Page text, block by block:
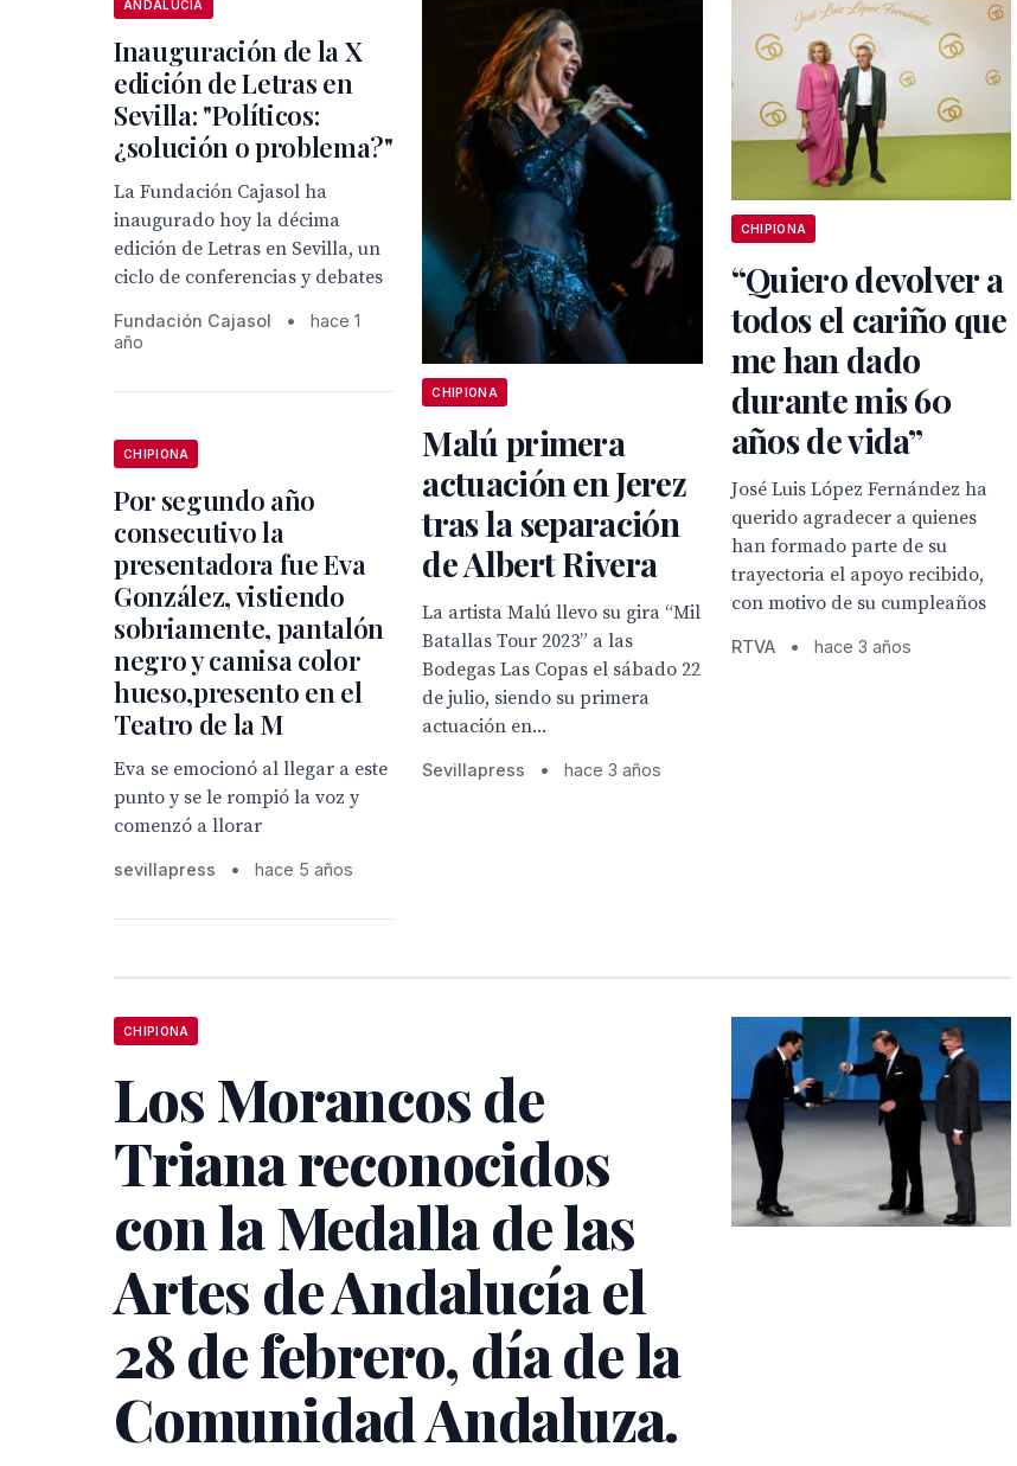
ANDALUCÍA
Inauguración de la X
edición de Letras en
Sevilla: "Políticos:
¿solución o problema?"
La Fundación Cajasol ha
inaugurado hoy la décima
edición de Letras en Sevilla, un
ciclo de conferencias y debates
Fundación Cajasol •
hace 1
año
CHIPIONA
Malú primera
actuación en Jerez
tras la separación
de Albert Rivera
La artista Malú llevo su gira “Mil
Batallas Tour 2023” a las
Bodegas Las Copas el sábado 22
de julio, siendo su primera
actuación en...
Sevillapress • hace 3 años
CHIPIONA
“Quiero devolver a
todos el cariño que
me han dado
durante mis 60
años de vida”
José Luis López Fernández ha
querido agradecer a quienes
han formado parte de su
trayectoria el apoyo recibido,
con motivo de su cumpleaños
RTVA • hace 3 años
CHIPIONA
Por segundo año
consecutivo la
presentadora fue Eva
González, vistiendo
sobriamente, pantalón
negro y camisa color
hueso,presento en el
Teatro de la M
Eva se emocionó al llegar a este
punto y se le rompió la voz y
comenzó a llorar
sevillapress • hace 5 años
CHIPIONA
Los Morancos de
Triana reconocidos
con la Medalla de las
Artes de Andalucía el
28 de febrero, día de la
Comunidad Andaluza.